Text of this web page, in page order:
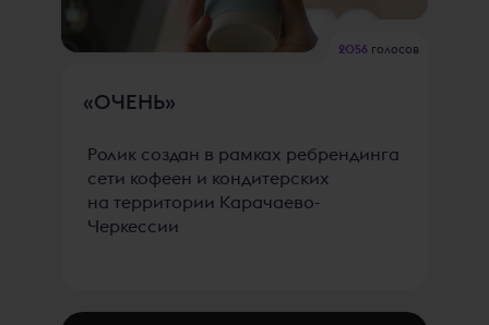
2056 голосов
«ОЧЕНЬ»
Ролик создан в рамках ребрендинга
сети кофеен и кондитерских
на территории Карачаево-
Черкессии